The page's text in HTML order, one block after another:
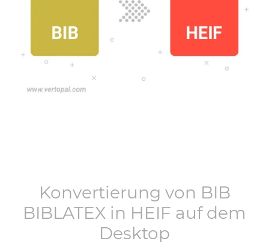
Konvertierung von BIB
BIBLATEX in HEIF auf dem
Desktop